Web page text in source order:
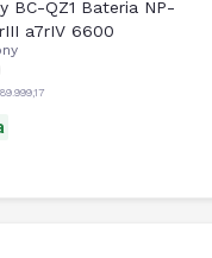
BC-QZ1 Bateria NP-
a7rIV 6600